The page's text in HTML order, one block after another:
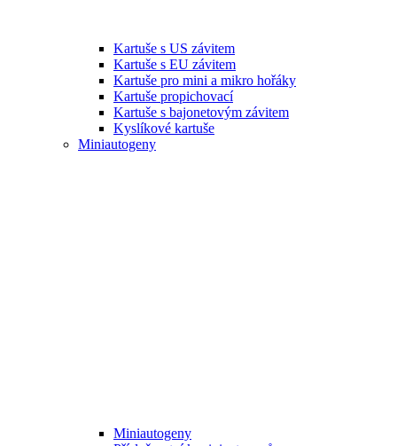
Kartuše s US závitem
Kartuše s EU závitem
Kartuše pro mini a mikro hořáky
Kartuše propichovací
Kartuše s bajonetovým závitem
Kyslíkové kartuše
Miniautogeny
Miniautogeny